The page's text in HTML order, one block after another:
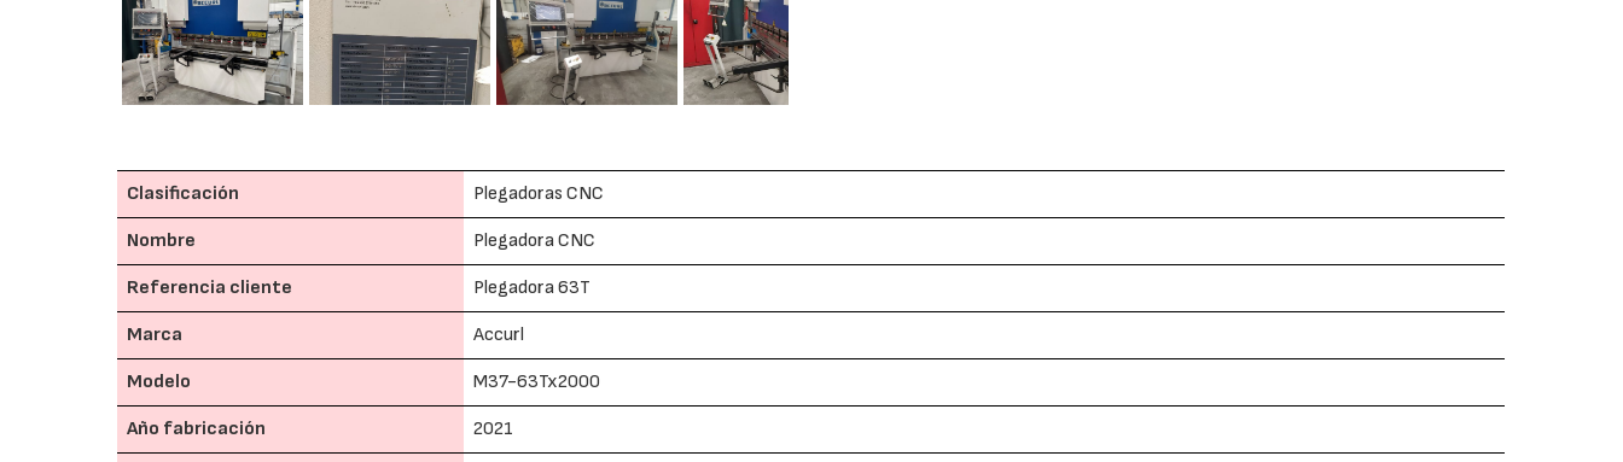
Clasificación Plegadoras CNC
Nombre Plegadora CNC
Referencia cliente Plegadora 63T
Marca Accurl
Modelo M37-63Tx2000
Año fabricación 2021